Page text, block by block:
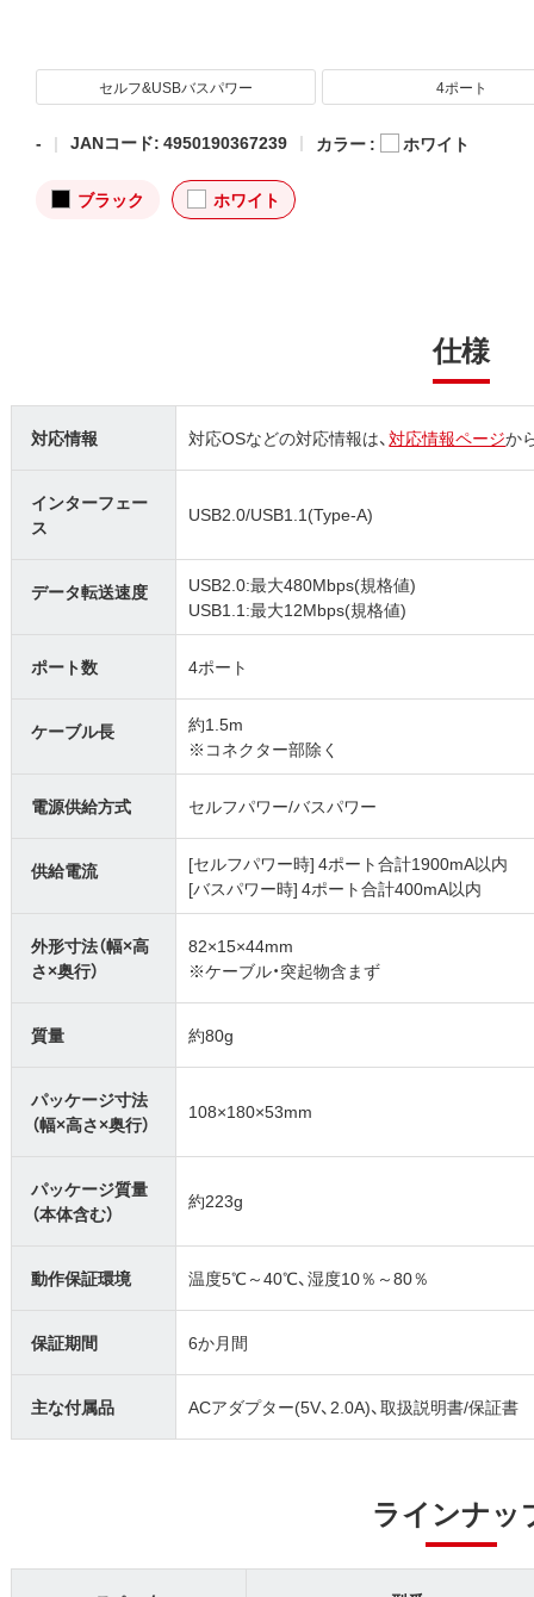
セルフ&USBバスパワー 4ポート
- JANコード: 4950190367239 カラー : ホワイト
ブラック ホワイト
仕様
対応情報 対応OSなどの対応情報は、対応情報ページか
インターフェー
ス
USB2.0/USB1.1(Type-A)
データ転送速度
USB2.0:最大480Mbps(規格値)
USB1.1:最大12Mbps(規格値)
ポート数 4ポート
ケーブル長
約1.5m
※コネクター部除く
電源供給方式 セルフパワー/バスパワー
供給電流
[セルフパワー時] 4ポート合計1900mA以内
[バスパワー時] 4ポート合計400mA以内
外形寸法（幅×高
さ×奥行）
82×15×44mm
※ケーブル・突起物含まず
質量 約80g
パッケージ寸法
（幅×高さ×奥行）
108×180×53mm
パッケージ質量
（本体含む）
約223g
動作保証環境 温度5℃～40℃、湿度10％～80％
保証期間 6か月間
主な付属品 ACアダプター(5V、2.0A)、取扱説明書/保証書
ラインナッ